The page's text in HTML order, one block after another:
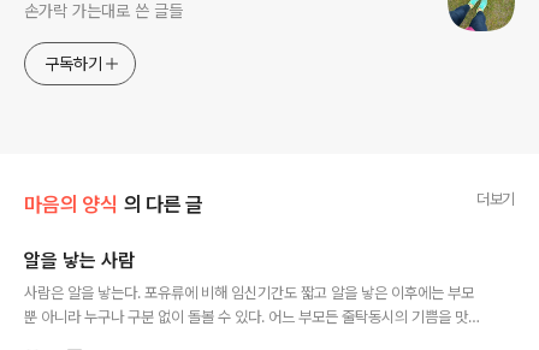
손가락 가는대로 쓴 글들
구독하기
마음의 양식 의 다른 글 더보기
알을 낳는 사람
사람은 알을 낳는다. 포유류에 비해 임신기간도 짧고 알을 낳은 이후에는 부모
뿐 아니라 누구나 구분 없이 돌볼 수 있다. 어느 부모든 줄탁동시의 기쁨을 맛보